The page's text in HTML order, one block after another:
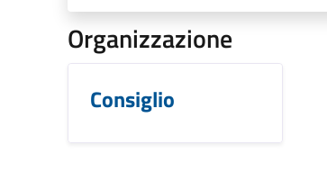
Organizzazione
Consiglio